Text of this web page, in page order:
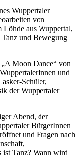
Wuppertaler
von
Löhde aus Wuppertal,
und Bewegung
Moon Dance“ von
und
Schüler,
der Wuppertaler
Abend, der
BürgerInnen
und Fragen nach
ist Tanz? Wann wird